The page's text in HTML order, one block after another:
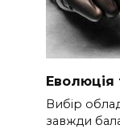
Еволюція
Вибір
завжди